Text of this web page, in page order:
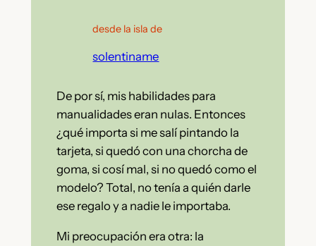
desde la isla de
solentiname
De por sí, mis habilidades para
manualidades eran nulas. Entonces
¿qué importa si me salí pintando la
tarjeta, si quedó con una chorcha de
goma, si cosí mal, si no quedó como el
modelo? Total, no tenía a quién darle
ese regalo y a nadie le importaba.
Mi preocupación era otra: la